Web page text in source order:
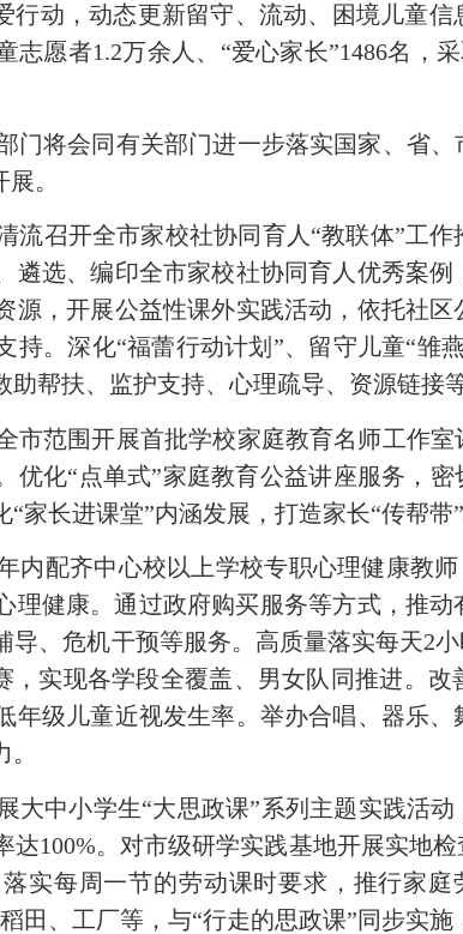
行动，动态更新留守、流动、困境儿童
志愿者1.2万余人、“爱心家长”1486名，
门将会同有关部门进一步落实国家、省、
。
流召开全市家校社协同育人 “教联体”工
遴选、编印全市家校社协同育人优秀案例
源，开展公益性课外实践活动，依托社
持。深化“福蕾行动计划”、留守儿童“雏
帮扶、监护支持、心理疏导、资源链接
市范围开展首批学校家庭教育名师工作室
优化“点单式”家庭教育公益讲座服务，
“家长进课堂”内涵发展，打造家长“传帮带
内配齐中心校以上学校专职心理健康教
理健康。通过政府购买服务等方式， 推动
导、危机干预等服务。高质量落实每天2
，实现各学段全覆盖、 男女队同推进。改
年级儿童近视发生率。举办合唱、器乐、
大中小学生“大思政课”系列主题实践活动
达100%。对市级研学实践基地开展实地检
实每周一节的劳动课时要求 ，推行家
田、工厂等，与“行走的思政课”同步实施